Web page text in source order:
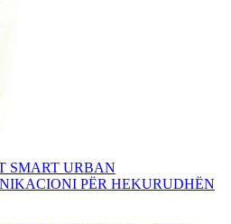
SMART URBAN
PËR HEKURUDHËN